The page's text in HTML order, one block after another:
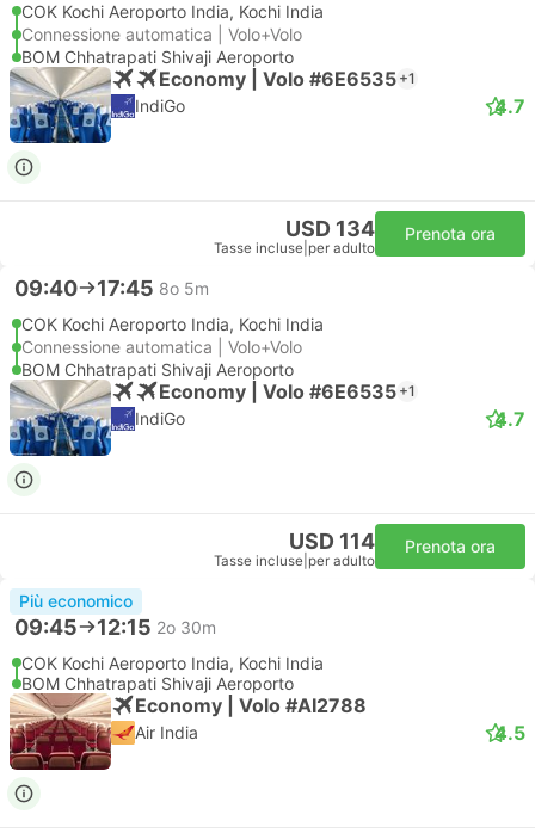
COK Kochi Aeroporto India, Kochi India
Connessione automatica | Volo+Volo
BOM Chhatrapati Shivaji Aeroporto
Economy | Volo #6E6535 +1
IndiGo 4.7
USD 134
Tasse incluse per adulto
Prenota ora
09:40 17:45 8o 5m
COK Kochi Aeroporto India, Kochi India
Connessione automatica | Volo+Volo
BOM Chhatrapati Shivaji Aeroporto
Economy | Volo #6E6535 +1
IndiGo 4.7
USD 114
Tasse incluse per adulto
Prenota ora
Più economico
09:45 12:15 2o 30m
COK Kochi Aeroporto India, Kochi India
BOM Chhatrapati Shivaji Aeroporto
Economy | Volo #AI2788
Air India 4.5